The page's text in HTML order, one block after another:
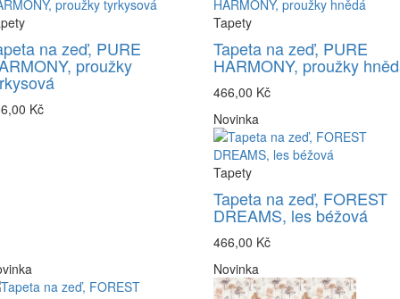
na zeď, PURE
proužky
Kč
Tapety
Tapeta na zeď, PURE
HARMONY, proužky
466,00 Kč
Novinka
Tapety
Tapeta na zeď, FOREST
DREAMS, les béžová
466,00 Kč
Novinka